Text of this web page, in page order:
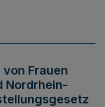
Frauen
Nordrhein-